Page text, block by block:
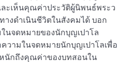
ะเห็นคุณค่าประวัติผู้นิพนธ์พระว
างดำเนินชีวิตในสังคมได้ บอก
นจดหมายของนักบุญเปาโล
วามในจดหมายนักบุญเปาโลเพื่อ
หนักถึงคุณค่าของบทสอนใน